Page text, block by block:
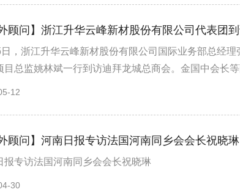
外顾问】浙江升华云峰新材股份有限公司代表团
，浙江升华云峰新材股份有限公司国际业务部总经
目总监姚林斌一行到访迪拜龙城总商会。金国中会长
12
外顾问】河南日报专访法国河南同乡会会长祝晓
报专访法国河南同乡会会长祝晓琳
30